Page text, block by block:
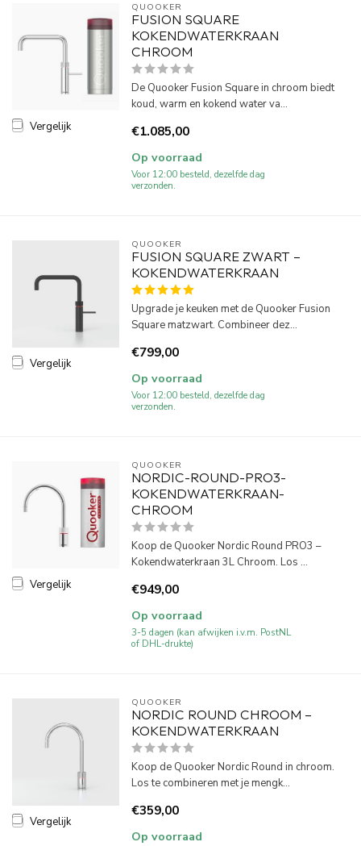
Vergelijk
QUOOKER
FUSION SQUARE
KOKENDWATERKRAAN
CHROOM
De Quooker Fusion Square in chroom biedt
koud, warm en kokend water va...
€1.085,00
Op voorraad
Voor 12:00 besteld, dezelfde dag
verzonden.
Vergelijk
QUOOKER
FUSION SQUARE ZWART –
KOKENDWATERKRAAN
Upgrade je keuken met de Quooker Fusion
Square matzwart. Combineer dez...
€799,00
Op voorraad
Voor 12:00 besteld, dezelfde dag
verzonden.
Vergelijk
QUOOKER
NORDIC-ROUND-PRO3-
KOKENDWATERKRAAN-
CHROOM
Koop de Quooker Nordic Round PRO3 –
Kokendwaterkraan 3L Chroom. Los ...
€949,00
Op voorraad
3-5 dagen (kan afwijken i.v.m. PostNL
of DHL-drukte)
Vergelijk
QUOOKER
NORDIC ROUND CHROOM –
KOKENDWATERKRAAN
Koop de Quooker Nordic Round in chroom.
Los te combineren met je mengk...
€359,00
Op voorraad